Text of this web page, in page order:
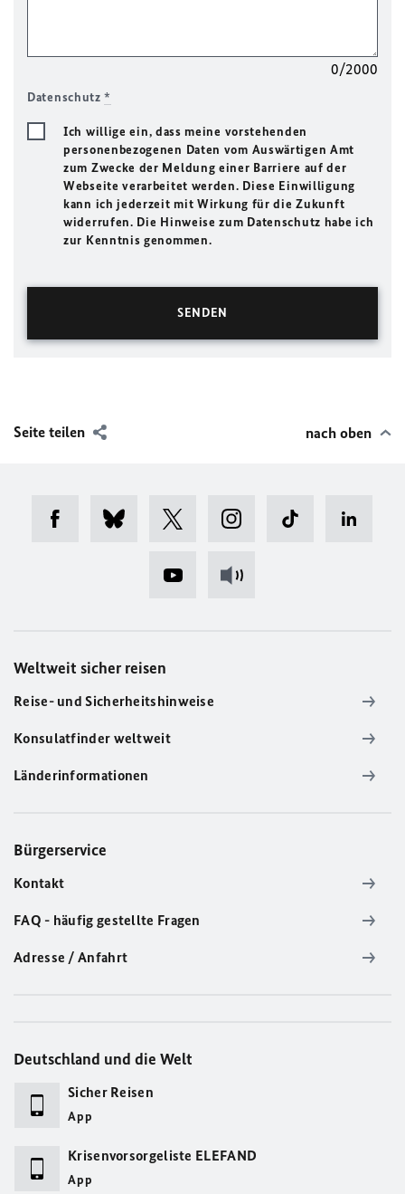
0/2000
Datenschutz*
Ich willige ein, dass meine vorstehenden
personenbezogenen Daten vom Auswärtigen Amt
zum Zwecke der Meldung einer Barriere auf der
Webseite verarbeitet werden. Diese Einwilligung
kann ich jederzeit mit Wirkung für die Zukunft
widerrufen. Die Hinweise zum Datenschutz habe ich
zur Kenntnis genommen.
Seite teilen nach oben
Weltweit sicher reisen
Reise- und Sicherheitshinweise
Konsulatfinder weltweit
Länderinformationen
Bürgerservice
Kontakt
FAQ - häufig gestellte Fragen
Adresse / Anfahrt
Deutschland und die Welt
Sicher Reisen
App
Krisenvorsorgeliste ELEFAND
App